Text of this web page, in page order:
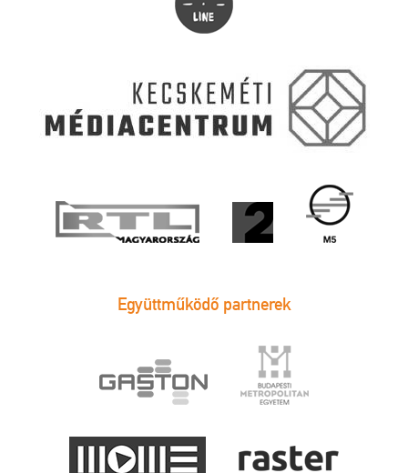
Együttműködő partnerek